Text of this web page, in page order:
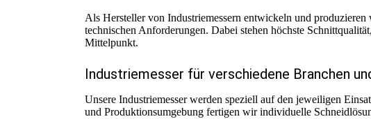
Als Hersteller von Industriemessern entwickeln und
technischen Anforderungen. Dabei stehen höchste
Mittelpunkt.
Industriemesser für verschiedene Branchen
Unsere Industriemesser werden speziell auf den jeweiligen
und Produktionsumgebung fertigen wir individuelle